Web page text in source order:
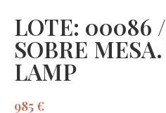
LOTE: 00086
SOBRE
LAMP
985 €